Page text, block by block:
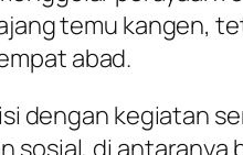
temu kangen,
abad.
dengan kegiatan
sosial, di